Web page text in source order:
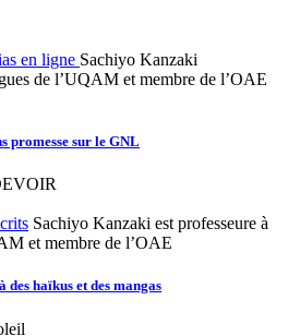
en ligne Sachiyo Kanzaki
de l’UQAM et membre de l’OAE
promesse sur le GNL
Sachiyo Kanzaki est professeure à
et membre de l’OAE
haïkus et des mangas